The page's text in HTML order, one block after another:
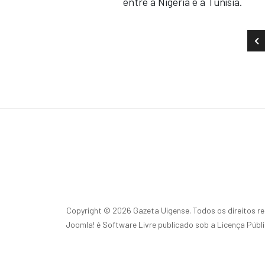
Copyright © 2026 Gazeta Uigense. Todos os direitos
Joomla! é Software Livre publicado sob a Licença